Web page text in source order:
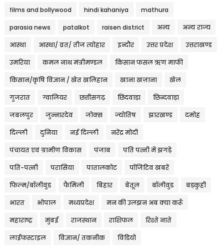
films and bollywood hindi kahaniya mathura
parasia news patalkot raisen district अन्य अन्य राज्य
आस्था आस्था/ व्रत/ तीज त्‍योहार इन्दौर उत्तर प्रदेश उत्तराखण्ड
उमरिया कमल नाथ मंत्रीमण्डल किसान फसल ऋण माफी
किसान/कृषि विज्ञान / खेत खलिहान खाना खज़ाना खेल
गुजरात ग्वालियर छत्तीसगढ़ छिंदवाड़ा छिन्दवाड़ा
जबलपुर जुन्नारदेव जोक्स ज्योतिष झारखण्ड दमोह
दिल्ली दुनिया नई दिल्ली नरेंद्र मोदी
पंचायत एवं ग्रामीण विकास पंजाब पति पत्नी में झगड़े
पति-पत्नी परासिया पातालकोट पॉजिटिव खबरें
फिल्म/बॉलीवुड फैमिली बिहार बेतूल बॉलीवुड बड़कुही
भारत भोपाल मध्यप्रदेश मन की उलझन अब क्या करूँ
महाराष्ट्र मुंबई राजस्थान राशिफल रिश्ते नाते
लाईफस्टाइल विज्ञान/ तकनीक विडियो